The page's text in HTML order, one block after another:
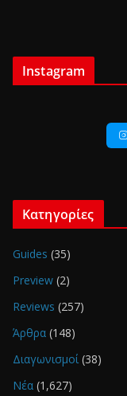
Instagram
Κατηγορίες
Guides (35)
Preview (2)
Reviews (257)
Άρθρα (148)
Διαγωνισμοί(38)
Νέα (1,627)